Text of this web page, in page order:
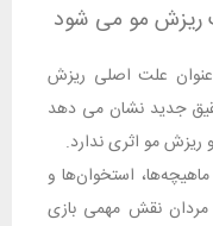
ریزش مو می شود
علت اصلی ریزش
جدید نشان می دهد
مو اثری ندارد.
استخوان‌ها و
نقش مهمی بازی